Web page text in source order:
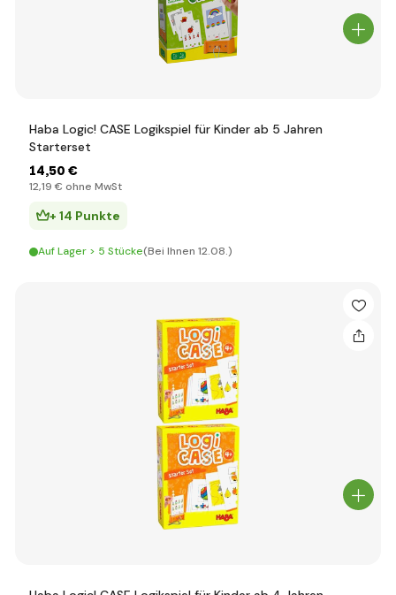
Haba Logic! CASE Logikspiel für Kinder ab 5 Jahren
Starterset
14,50 €
12,19 € ohne MwSt
+ 14 Punkte
Auf Lager > 5 Stücke(Bei Ihnen 12.08.)